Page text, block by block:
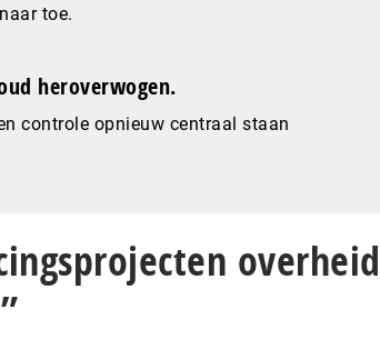
toe.
heroverwogen.
controle opnieuw centraal staan
overheid